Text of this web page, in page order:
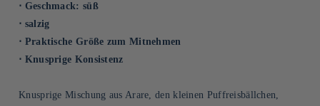
⋅ Geschmack: süß
⋅ salzig
⋅ Praktische Größe zum Mitnehmen
⋅ Knusprige Konsistenz
Knusprige Mischung aus Arare, den kleinen Puffreisbällchen,